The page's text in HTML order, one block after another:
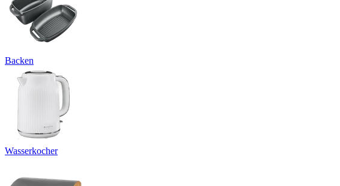
Backen
Wasserkocher